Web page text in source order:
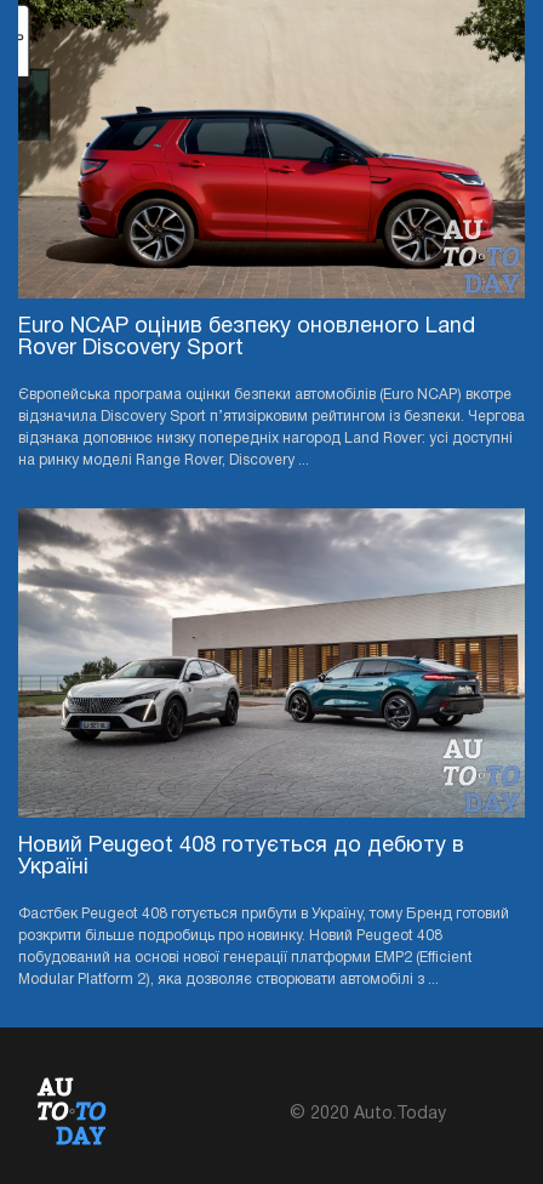
Euro NCAP оцінив безпеку оновленого Land
Rover Discovery Sport
Європейська програма оцінки безпеки автомобілів (Euro NCAP) вкотре
відзначила Discovery Sport п’ятизірковим рейтингом із безпеки. Чергова
відзнака доповнює низку попередніх нагород Land Rover: усі доступні
на ринку моделі Range Rover, Discovery ...
Новий Peugeot 408 готується до дебюту в
Україні
Фастбек Peugeot 408 готується прибути в Україну, тому Бренд готовий
розкрити більше подробиць про новинку. Новий Peugeot 408
побудований на основі нової генерації платформи EMP2 (Efficient
Modular Platform 2), яка дозволяє створювати автомобілі з ...
© 2020 Auto.Today